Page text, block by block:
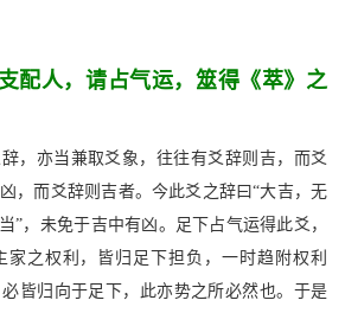
配人，请占气运，筮得《萃》之
，亦当兼取爻象，往往有爻辞则吉，而爻
，而爻辞则吉者。今此爻之辞曰“大吉，无
”，未免于吉中有凶。足下占气运得此爻，
家之权利，皆归足下担负，一时趋附权利
皆归向于足下，此亦势之所必然也。于是